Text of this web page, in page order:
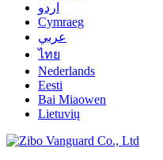
اردو
Cymraeg
عربي
ไทย
Nederlands
Eesti
Bai Miaowen
Lietuvių